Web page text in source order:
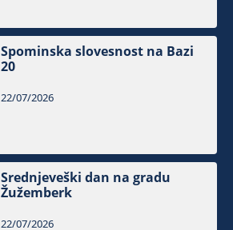
Spominska slovesnost na Bazi
20
22/07/2026
Srednjeveški dan na gradu
Žužemberk
22/07/2026